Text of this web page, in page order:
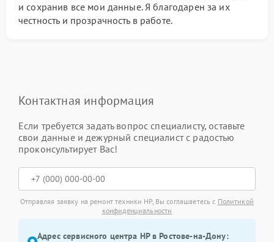
и сохранив все мои данные. Я благодарен за их
честность и прозрачность в работе.
Контактная информация
Если требуется задать вопрос специалисту, оставьте
свои данные и дежурный специалист с радостью
проконсультирует Вас!
Отправляя заявку на ремонт техники HP, Вы соглашаетесь с Политикой
конфиденциальности
Адрес сервисного центра HP в Ростове-на-Дону: